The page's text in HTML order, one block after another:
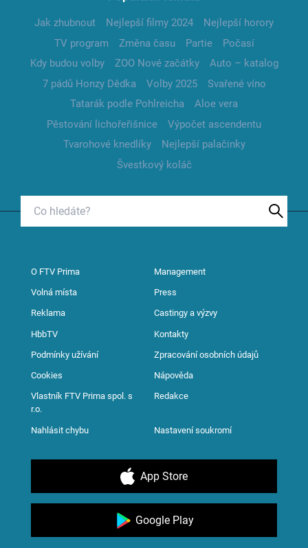
Jak zhubnout Nejlepší filmy 2024
Nejlepší horory
TV program
Změna času Partie
Počasí
Kdy budou volby
ZOO Nové začátky
Auto – katalog
7 pádů Honzy Dědka
Volby 2025
Svařené víno
Tatarák podle Pohlreicha
Aloe vera
Pěstování lichořeřišnice
Výpočet ascendentu
Tvarohové knedlíky
Nejlepší palačinky
Švestkový koláč
O FTV Prima Management
Volná místa Press
Reklama Castingy a výzvy
HbbTV Kontakty
Podmínky užívání Zpracování osobních údajů
Cookies Nápověda
Vlastník FTV Prima spol. s
r.o.
Redakce
Nahlásit chybu Nastavení soukromí
App Store
Google Play